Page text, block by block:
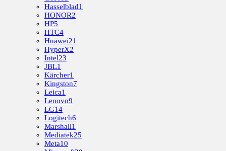
Hasselblad1
HONOR2
HP5
HTC4
Huawei21
HyperX2
Intel23
JBL1
Kärcher1
Kingston7
Leica1
Lenovo9
LG14
Logitech6
Marshall1
Mediatek25
Meta10